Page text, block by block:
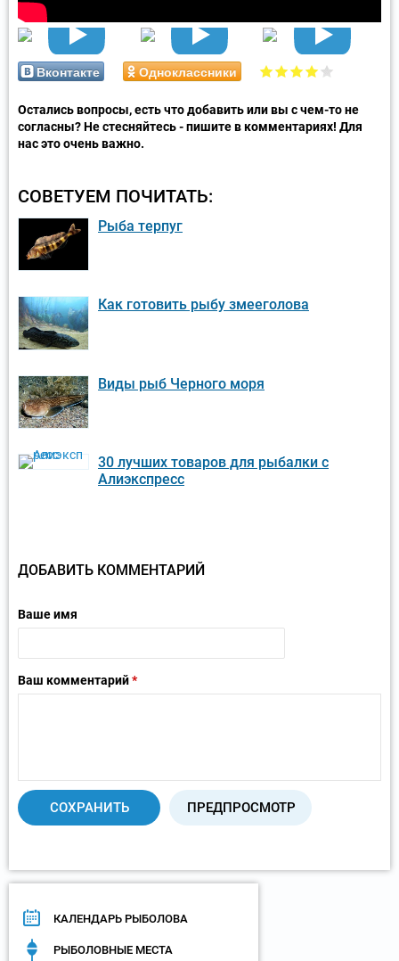
Вконтакте Одноклассники
Остались вопросы, есть что добавить или вы с чем-то не
согласны? Не стесняйтесь - пишите в комментариях! Для
нас это очень важно.
СОВЕТУЕМ ПОЧИТАТЬ:
Рыба терпуг
Как готовить рыбу змееголова
Виды рыб Черного моря
30 лучших товаров для рыбалки с
Алиэкспресс
ДОБАВИТЬ КОММЕНТАРИЙ
Ваше имя
Ваш комментарий*
КАЛЕНДАРЬ РЫБОЛОВА
РЫБОЛОВНЫЕ МЕСТА